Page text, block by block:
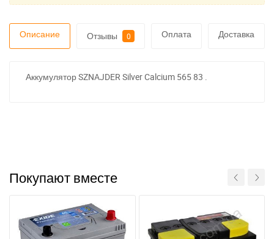
Описание Отзывы 0 Оплата Доставка
Аккумулятор SZNAJDER Silver Calcium 565 83 .
Покупают вместе